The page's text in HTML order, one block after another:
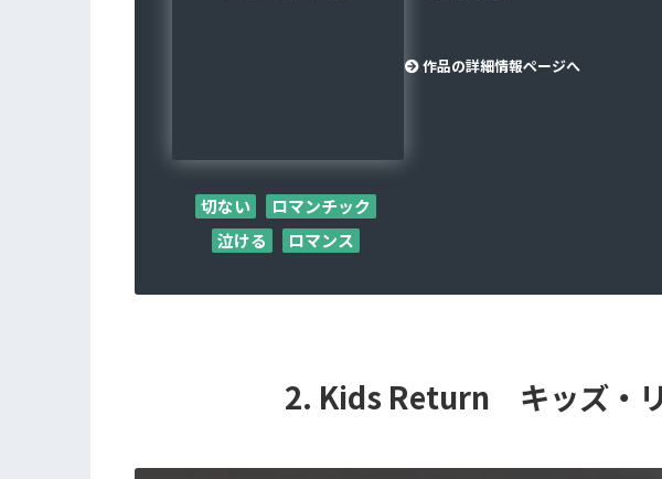
切ない
ロマンチック
泣ける
ロマンス
作品の詳細情報ページへ
2. Kids Return キッズ・